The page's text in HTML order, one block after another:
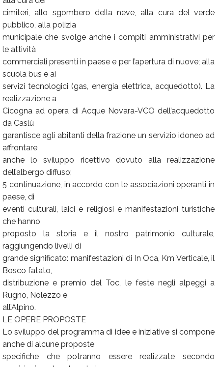
cimiteri, allo sgombero della neve, alla cura del verde
pubblico, alla polizia
municipale che svolge anche i compiti amministrativi per
le attività
commerciali presenti in paese e per l’apertura di nuove; alla
scuola bus e ai
servizi tecnologici (gas, energia elettrica, acquedotto). La
realizzazione a
Cicogna ad opera di Acque Novara-VCO dell’acquedotto
da Caslù
garantisce agli abitanti della frazione un servizio idoneo ad
affrontare
anche lo sviluppo ricettivo dovuto alla realizzazione
dell’albergo diffuso;
5 continuazione, in accordo con le associazioni operanti in
paese, di
eventi culturali, laici e religiosi e manifestazioni turistiche
che hanno
proposto la storia e il nostro patrimonio culturale,
raggiungendo livelli di
grande significato: manifestazioni di In Oca, Km Verticale, il
Bosco fatato,
distribuzione e premio del Toc, le feste negli alpeggi a
Rugno, Nolezzo e
all’Alpino.
LE OPERE PROPOSTE
Lo sviluppo del programma di idee e iniziative si compone
anche di alcune proposte
specifiche che potranno essere realizzate secondo